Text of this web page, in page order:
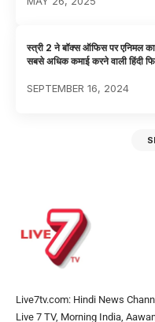
स्त्री 2 ने बॉक्स ऑफिस पर एनिमल का
सबसे अधिक कमाई करने वाली हिंदी
SEPTEMBER 16, 2024
Live7tv.com: Hindi News
Live 7 TV, Morning India,